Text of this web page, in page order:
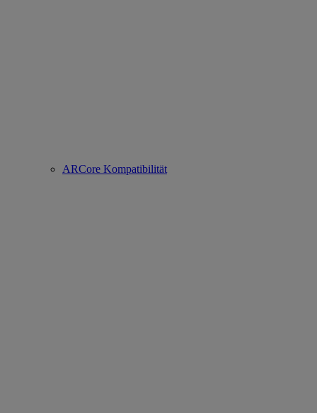
ARCore Kompatibilität